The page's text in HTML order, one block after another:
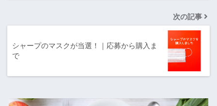
次の記事
シャープのマスクが当選！｜応募から購入ま
で